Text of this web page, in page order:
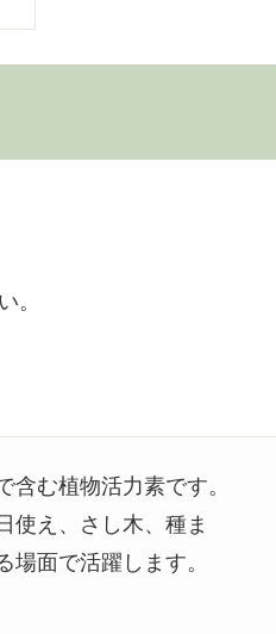
。
む植物活力素です。
使え、さし木、種ま
面で活躍します。